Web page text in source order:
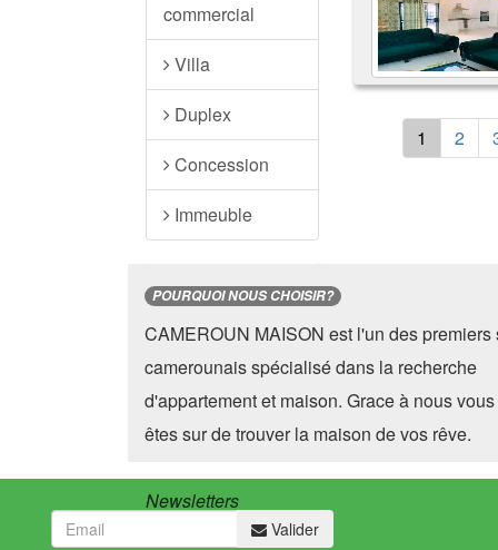
commercial
Villa
Duplex
Concession
Immeuble
1 2
POURQUOI NOUS CHOISIR?
CAMEROUN MAISON est l'un des premiers
camerounais spécialisé dans la recherche
d'appartement et maison. Grace à nous vous
êtes sur de trouver la maison de vos rêve.
Newsletters
Valider